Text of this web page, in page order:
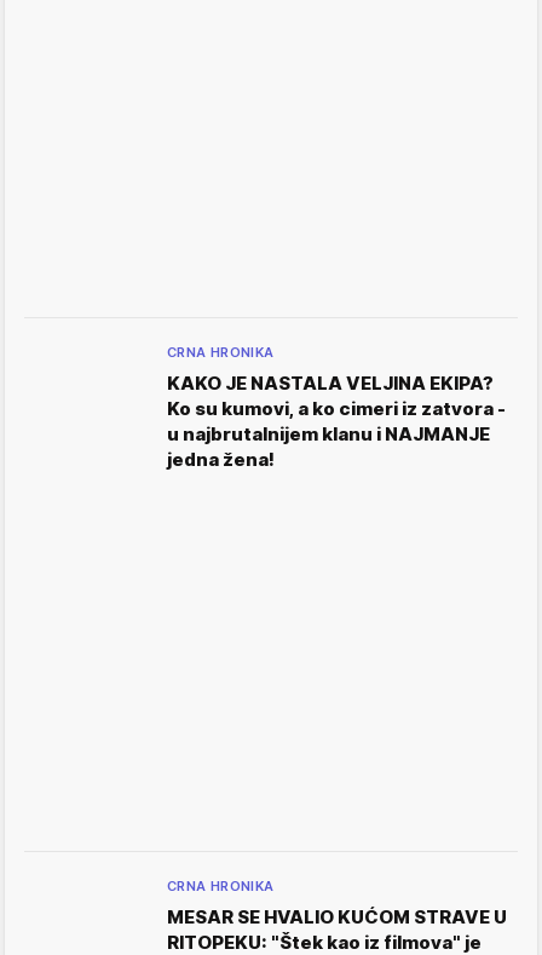
CRNA HRONIKA
KAKO JE NASTALA VELJINA EKIPA?
Ko su kumovi, a ko cimeri iz zatvora -
u najbrutalnijem klanu i NAJMANJE
jedna žena!
CRNA HRONIKA
MESAR SE HVALIO KUĆOM STRAVE U
RITOPEKU: "Štek kao iz filmova" je